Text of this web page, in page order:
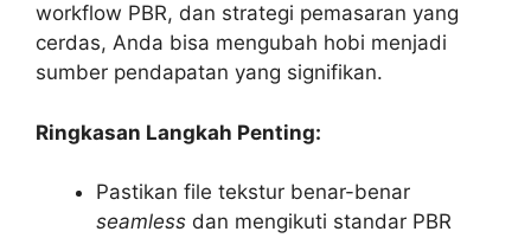
workflow PBR, dan strategi pemasaran yang
cerdas, Anda bisa mengubah hobi menjadi
sumber pendapatan yang signifikan.
Ringkasan Langkah Penting:
Pastikan file tekstur benar-benar
seamless dan mengikuti standar PBR